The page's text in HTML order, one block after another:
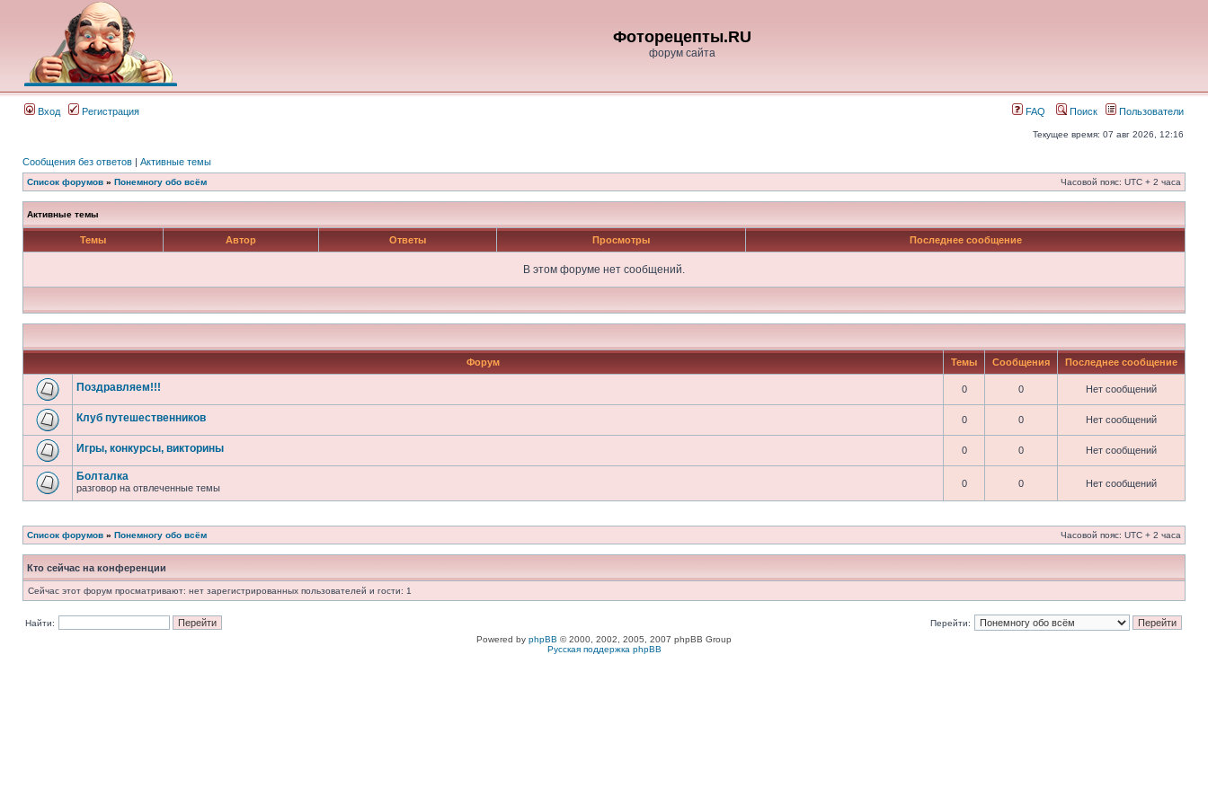
Фоторецепты.RU
форум сайта
Вход Регистрация FAQ Поиск Пользователи
Текущее время: 07 авг 2026, 12:16
Сообщения без ответов | Активные темы
Список форумов » Понемногу обо всём Часовой пояс: UTC + 2 часа
Активные темы
Темы Автор Ответы Просмотры Последнее сообщение
В этом форуме нет сообщений.
Форум Темы Сообщения Последнее сообщение
Поздравляем!!! 0 0 Нет сообщений
Клуб путешественников 0 0 Нет сообщений
Игры, конкурсы, викторины 0 0 Нет сообщений
Болталка
разговор на отвлеченные темы 0 0 Нет сообщений
Список форумов » Понемногу обо всём Часовой пояс: UTC + 2 часа
Кто сейчас на конференции
Сейчас этот форум просматривают: нет зарегистрированных пользователей и гости: 1
Найти:
Перейти:
Powered by phpBB © 2000, 2002, 2005, 2007 phpBB Group
Русская поддержка phpBB